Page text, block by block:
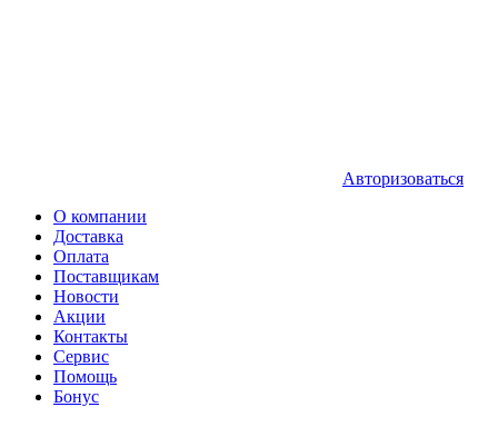
Авторизоваться
О компании
Доставка
Оплата
Поставщикам
Новости
Акции
Контакты
Сервис
Помощь
Бонус